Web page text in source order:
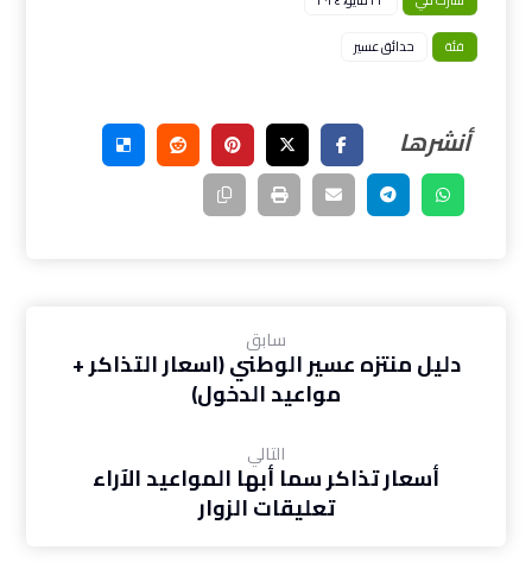
فئة
حدائق عسير
سابق
دليل منتزه عسير الوطني (اسعار التذاكر +
مواعيد الدخول)
التالي
أسعار تذاكر سما أبها المواعيد الآراء
تعليقات الزوار